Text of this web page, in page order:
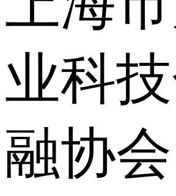
业科
融协